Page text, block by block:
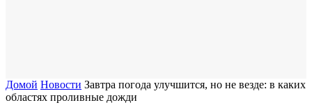
Домой Новости Завтра погода улучшится, но не везде: в каких
областях проливные дожди